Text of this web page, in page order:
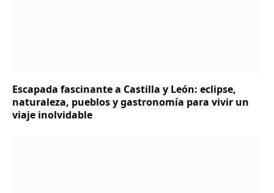
Escapada fascinante a Castilla y León: eclipse,
naturaleza, pueblos y gastronomía para vivir un
viaje inolvidable